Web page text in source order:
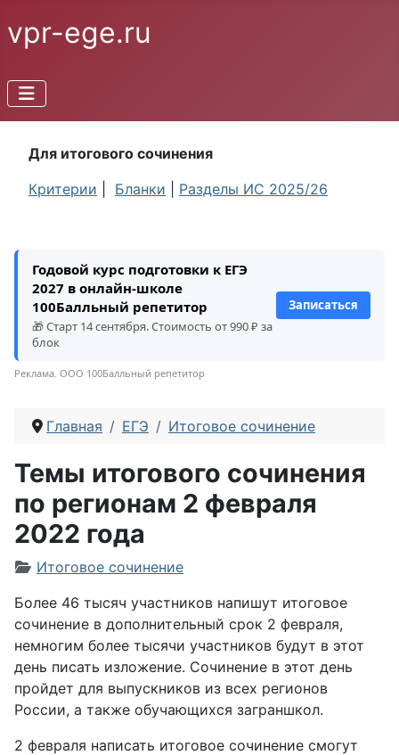
vpr-ege.ru
Для итогового сочинения
Критерии
Бланки Разделы ИС 2025/26
Годовой курс подготовки к ЕГЭ
2027 в онлайн-школе
100Балльный репетитор
🎁 Старт 14 сентября. Стоимость от 990 ₽ за
блок
Записаться
Реклама. ООО 100Балльный репетитор
Главная ЕГЭ Итоговое сочинение
Темы итогового сочинения
по регионам 2 февраля
2022 года
Информация о материале
Итоговое сочинение
Более 46 тысяч участников напишут итоговое
сочинение в дополнительный срок 2 февраля,
немногим более тысячи участников будут в этот
день писать изложение. Сочинение в этот день
пройдет для выпускников из всех регионов
России, а также обучающихся заграншкол.
2 февраля написать итоговое сочинение смогут